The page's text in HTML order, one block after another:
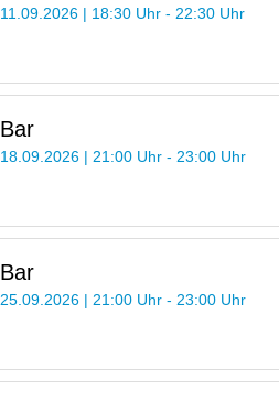
11.09.2026 | 18:30 Uhr - 22:30 Uhr
Bar
18.09.2026 | 21:00 Uhr - 23:00 Uhr
Bar
25.09.2026 | 21:00 Uhr - 23:00 Uhr